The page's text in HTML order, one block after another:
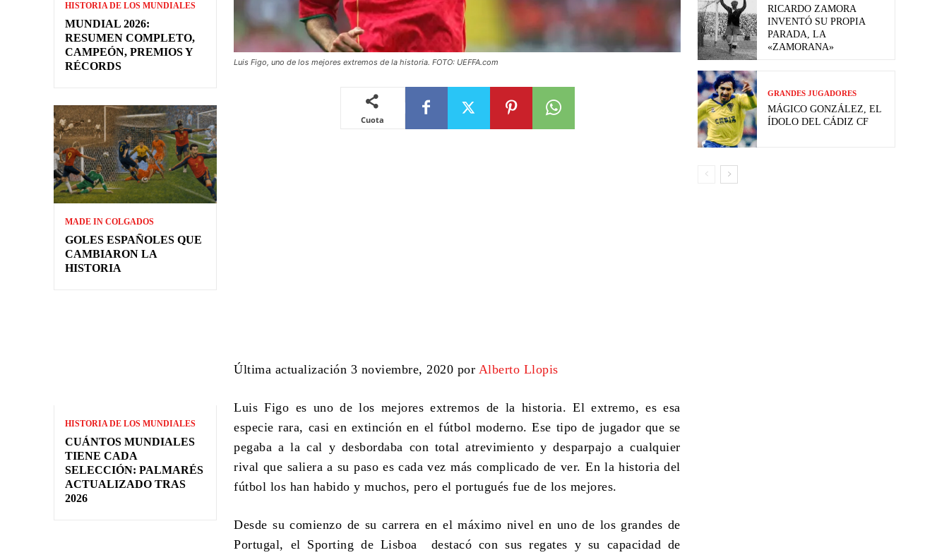
HISTORIA DE LOS MUNDIALES
MUNDIAL 2026:
RESUMEN COMPLETO,
CAMPEÓN, PREMIOS Y
RÉCORDS
MADE IN COLGADOS
GOLES ESPAÑOLES QUE
CAMBIARON LA
HISTORIA
HISTORIA DE LOS MUNDIALES
CUÁNTOS MUNDIALES
TIENE CADA
SELECCIÓN: PALMARÉS
ACTUALIZADO TRAS
2026
Luis Figo, uno de los mejores extremos de la historia. FOTO: UEFFA.com
Cuota
Última actualización 3 noviembre, 2020 por Alberto Llopis
Luis Figo es uno de los mejores extremos de la historia. El extremo, es esa
especie rara, casi en extinción en el fútbol moderno. Ese tipo de jugador que se
pegaba a la cal y desbordaba con total atrevimiento y desparpajo a cualquier
rival que saliera a su paso es cada vez más complicado de ver. En la historia del
fútbol los han habido y muchos, pero el portugués fue de los mejores.
Desde su comienzo de su carrera en el máximo nivel en uno de los grandes de
Portugal, el Sporting de Lisboa destacó con sus regates y su capacidad de
RICARDO ZAMORA
INVENTÓ SU PROPIA
PARADA, LA
«ZAMORANA»
GRANDES JUGADORES
MÁGICO GONZÁLEZ, EL
ÍDOLO DEL CÁDIZ CF